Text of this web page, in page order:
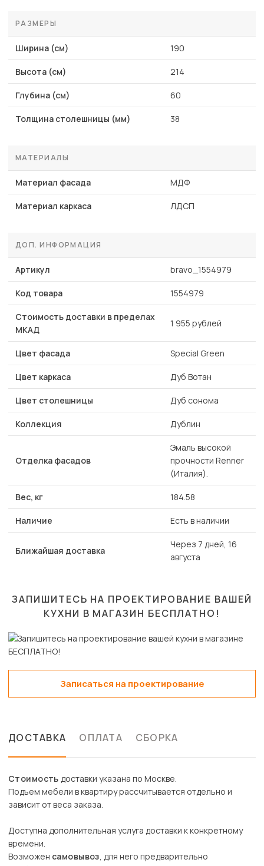
РАЗМЕРЫ
Ширина (см) 190
Высота (см) 214
Глубина (см) 60
Толщина столешницы (мм) 38
МАТЕРИАЛЫ
Материал фасада МДФ
Материал каркаса ЛДСП
ДОП. ИНФОРМАЦИЯ
Артикул bravo_1554979
Код товара 1554979
Стоимость доставки в пределах
МКАД
1 955 рублей
Цвет фасада Special Green
Цвет каркаса Дуб Вотан
Цвет столешницы Дуб сонома
Коллекция Дублин
Отделка фасадов
Эмаль высокой
прочности Renner
(Италия).
Вес, кг 184.58
Наличие Есть в наличии
Ближайшая доставка
Через 7 дней, 16
августа
ЗАПИШИТЕСЬ НА ПРОЕКТИРОВАНИЕ ВАШЕЙ
КУХНИ В МАГАЗИН БЕСПЛАТНО!
Записаться на проектирование
ДОСТАВКА ОПЛАТА СБОРКА
Стоимость доставки указана по Москве.
Подъем мебели в квартиру рассчитывается отдельно и
зависит от веса заказа.
Доступна дополнительная услуга доставки к конкретному
времени.
Возможен самовывоз, для него предварительно